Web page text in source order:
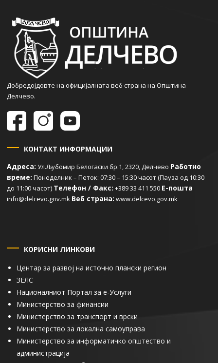
Добредојдовте на официјалната веб страна на Општина
Делчево.
КОНТАКТ ИНФОРМАЦИИ
Адреса: Ул.Љубомир Белогаски бр.1, 2320, Делчево Работно
време: Понеделник – Петок: 07:30 – 15:30 часот (Пауза од 10:30
до 11:00 часот) Телефон / Факс: +389 33 411 550 Е-пошта
info@delcevo.gov.mk Веб страна: www.delcevo.gov.mk
КОРИСНИ ЛИНКОВИ
Центар за развој на источно плански регион
ЗЕЛС
Националниот Портал за е-Услуги
Министерство за финансии
Министерство за транспорт и врски
Министерство за локална самоуправа
Министерство за информатичко општество и
администрација